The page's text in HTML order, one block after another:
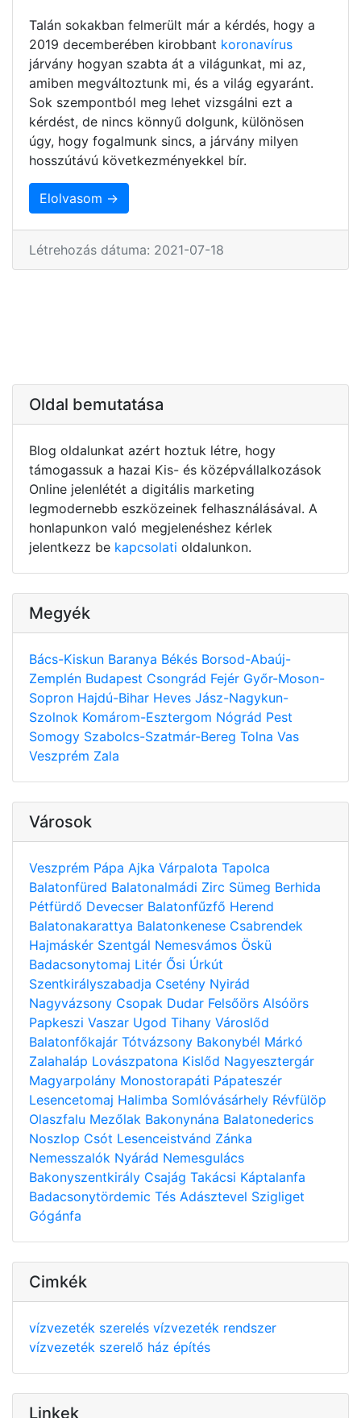
Talán sokakban felmerült már a kérdés, hogy a
2019 decemberében kirobbant koronavírus
járvány hogyan szabta át a világunkat, mi az,
amiben megváltoztunk mi, és a világ egyaránt.
Sok szempontból meg lehet vizsgálni ezt a
kérdést, de nincs könnyű dolgunk, különösen
úgy, hogy fogalmunk sincs, a járvány milyen
hosszútávú következményekkel bír.
Elolvasom →
Létrehozás dátuma: 2021-07-18
Oldal bemutatása
Blog oldalunkat azért hoztuk létre, hogy
támogassuk a hazai Kis- és középvállalkozások
Online jelenlétét a digitális marketing
legmodernebb eszközeinek felhasználásával. A
honlapunkon való megjelenéshez kérlek
jelentkezz be kapcsolati oldalunkon.
Megyék
Bács-Kiskun Baranya Békés Borsod-Abaúj-
Zemplén Budapest Csongrád Fejér Győr-Moson-
Sopron Hajdú-Bihar Heves Jász-Nagykun-
Szolnok Komárom-Esztergom Nógrád Pest
Somogy Szabolcs-Szatmár-Bereg Tolna Vas
Veszprém Zala
Városok
Veszprém Pápa Ajka Várpalota Tapolca
Balatonfüred Balatonalmádi Zirc Sümeg Berhida
Pétfürdő Devecser Balatonfűzfő Herend
Balatonakarattya Balatonkenese Csabrendek
Hajmáskér Szentgál Nemesvámos Öskü
Badacsonytomaj Litér Ősi Úrkút
Szentkirályszabadja Csetény Nyirád
Nagyvázsony Csopak Dudar Felsőörs Alsóörs
Papkeszi Vaszar Ugod Tihany Városlőd
Balatonfőkajár Tótvázsony Bakonybél Márkó
Zalahaláp Lovászpatona Kislőd Nagyesztergár
Magyarpolány Monostorapáti Pápateszér
Lesencetomaj Halimba Somlóvásárhely Révfülöp
Olaszfalu Mezőlak Bakonynána Balatonederics
Noszlop Csót Lesenceistvánd Zánka
Nemesszalók Nyárád Nemesgulács
Bakonyszentkirály Csajág Takácsi Káptalanfa
Badacsonytördemic Tés Adásztevel Szigliget
Gógánfa
Cimkék
vízvezeték szerelés vízvezeték rendszer
vízvezeték szerelő ház építés
Linkek